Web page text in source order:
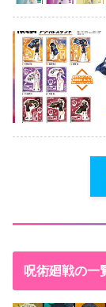
呪術廻戦の一